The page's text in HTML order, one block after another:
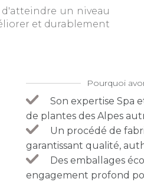
un niveau
et durablement
Pourquoi
Son expertise Spa
de plantes des Alpes
Un procédé de
garantissant qualité,
Des emballages
engagement profond